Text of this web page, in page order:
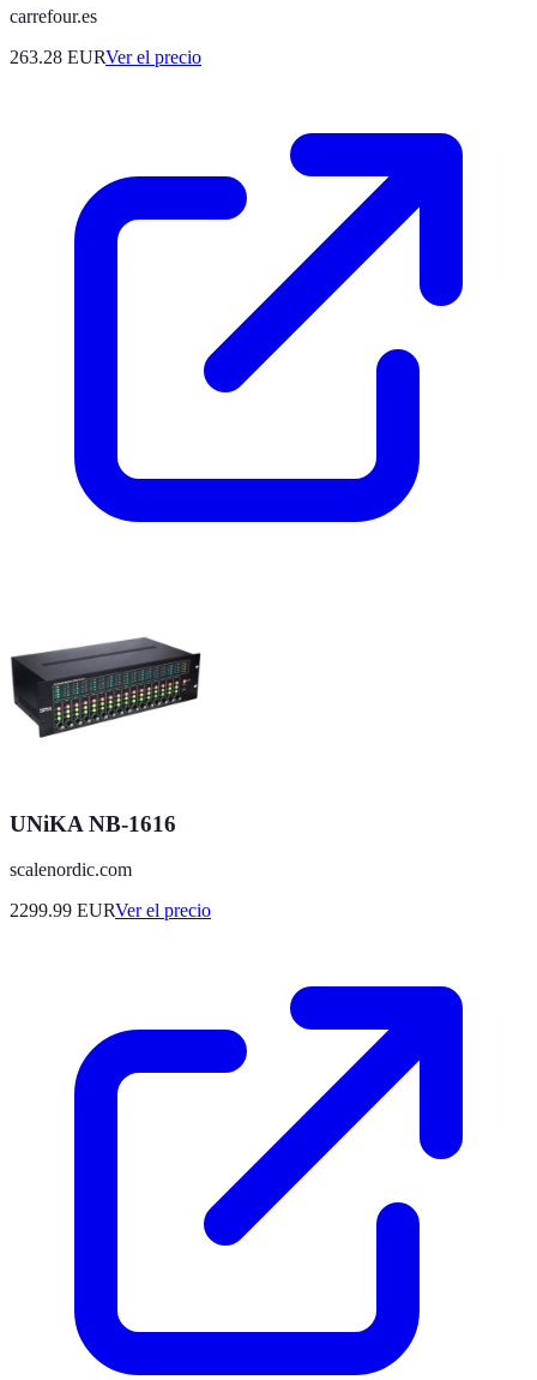
carrefour.es
263.28 EURVer el precio
UNiKA NB-1616
scalenordic.com
2299.99 EURVer el precio